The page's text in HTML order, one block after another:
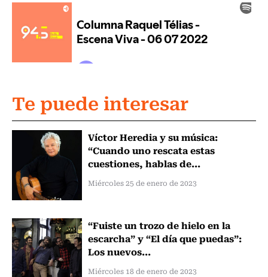
Te puede interesar
Víctor Heredia y su música:
“Cuando uno rescata estas
cuestiones, hablas de...
Miércoles 25 de enero de 2023
“Fuiste un trozo de hielo en la
escarcha” y “El día que puedas”:
Los nuevos...
Miércoles 18 de enero de 2023